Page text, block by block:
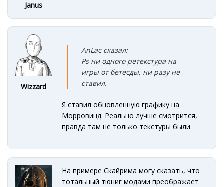
Janus
Wizzard
AnLac сказал:
Ps ни одного ретекстура на
игры от бетесды, ни разу не
ставил.
Я ставил обновленную графику на
Морровинд. Реально лучше смотрится,
правда там не только текстуры были.
На примере Скайрима могу сказать, что
тотальный тюниг модами преображает